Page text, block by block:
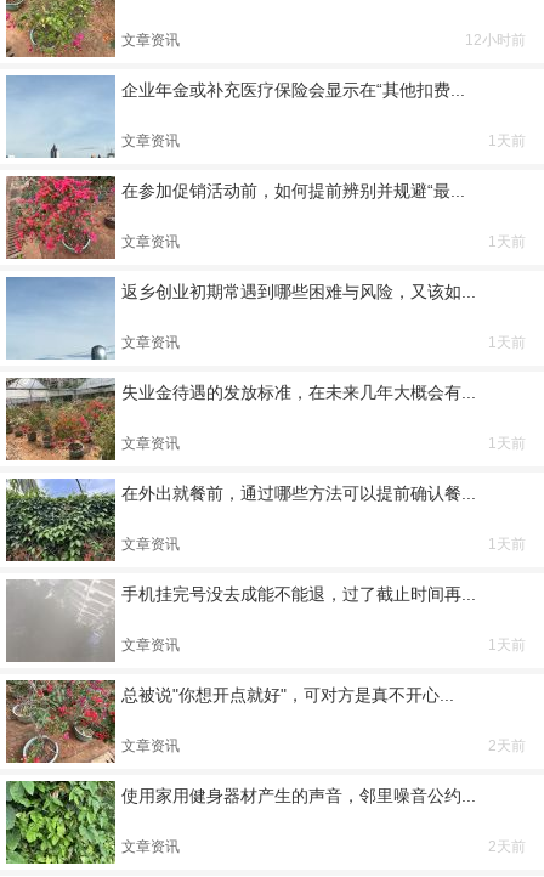
文章资讯 12小时前
企业年金或补充医疗保险会显示在“其他扣费...
文章资讯 1天前
在参加促销活动前，如何提前辨别并规避“最...
文章资讯 1天前
返乡创业初期常遇到哪些困难与风险，又该如...
文章资讯 1天前
失业金待遇的发放标准，在未来几年大概会有...
文章资讯 1天前
在外出就餐前，通过哪些方法可以提前确认餐...
文章资讯 1天前
手机挂完号没去成能不能退，过了截止时间再...
文章资讯 1天前
总被说"你想开点就好"，可对方是真不开心...
文章资讯 2天前
使用家用健身器材产生的声音，邻里噪音公约...
文章资讯 2天前